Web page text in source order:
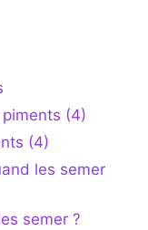
(4)
(4)
les semer
semer ?